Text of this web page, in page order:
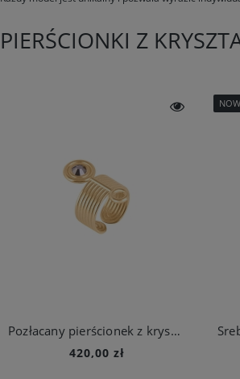
PIERŚCIONKI Z
Pozłacany pierścionek z kryształem z kolekcji Holos
420,00 zł